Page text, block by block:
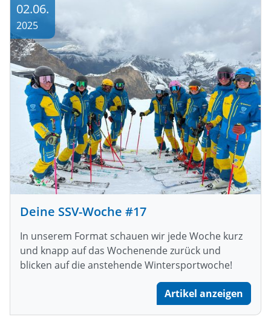
Deine SSV-Woche #17
In unserem Format schauen wir jede Woche kurz
und knapp auf das Wochenende zurück und
blicken auf die anstehende Wintersportwoche!
Artikel anzeigen
02.06.
2025